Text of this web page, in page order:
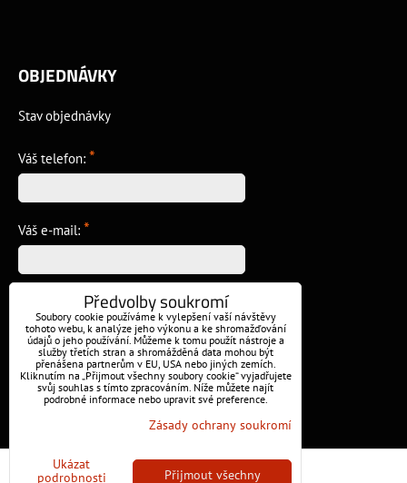
OBJEDNÁVKY
Stav objednávky
Váš telefon: *
Váš e-mail: *
Předvolby soukromí Zásady ochrany soukromí
Předvolby soukromí
Soubory cookie používáme k vylepšení vaší návštěvy
tohoto webu, k analýze jeho výkonu a ke shromažďování
údajů o jeho používání. Můžeme k tomu použít nástroje a
služby třetích stran a shromážděná data mohou být
přenášena partnerům v EU, USA nebo jiných zemích.
Kliknutím na „Přijmout všechny soubory cookie“ vyjadřujete
svůj souhlas s tímto zpracováním. Níže můžete najít
podrobné informace nebo upravit své preference.
Zásady ochrany soukromí
Ukázat
podrobnosti
Přijmout všechny